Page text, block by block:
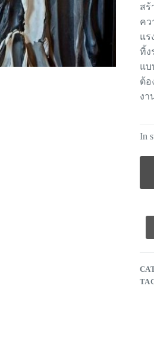
สร้
คว
แร
ทิ้ง
แบ
ต้อ
งา
In